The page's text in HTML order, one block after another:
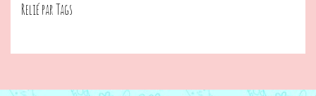
Relié par Tags